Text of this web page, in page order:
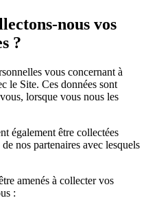
nous vos
?
vous concernant à
le Site. Ces données sont
lorsque vous nous les
également être collectées
nos partenaires avec lesquels
amenés à collecter vos
: